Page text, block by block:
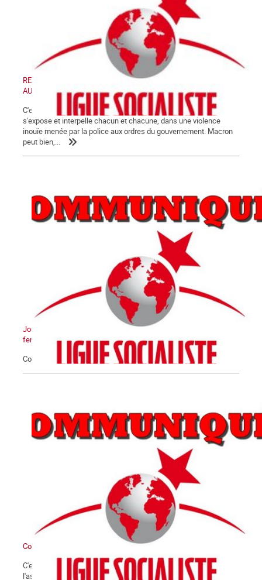
RETRAIT DE LA LOI « SECURITE GLOBALE » - MANIFESTATION
AUJOURD'HUI SAMEDI 28 NOVEMBRE 2020
C'est désormais au grand jour que la crise de fin de régime
s'expose et interpelle chacun et chacune, dans une violence
inouïe menée par la police aux ordres du gouvernement. Macron
peut bien,...
Journée Internationale pour l'élimination de la violence contre les
femmes
Communiqué du 25 novembre 2020
Communiqué
C'est avec la plus extrême fermeté que nous condamnons
l'assassinat barbare qui a été commis le vendredi 16 octobre